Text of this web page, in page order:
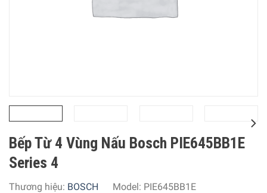
Bếp Từ 4 Vùng Nấu Bosch PIE645BB1E
Series 4
Thương hiệu: BOSCH Model: PIE645BB1E